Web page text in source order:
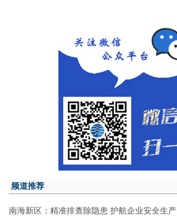
频道推荐
南海新区：精准排查除隐患 护航企业安全生产